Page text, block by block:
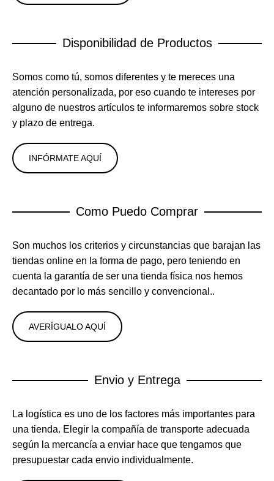
Disponibilidad de Productos
Somos como tú, somos diferentes y te mereces una
atención personalizada, por eso cuando te intereses por
alguno de nuestros artículos te informaremos sobre stock
y plazo de entrega.
INFÓRMATE AQUÍ
Como Puedo Comprar
Son muchos los criterios y circunstancias que barajan las
tiendas online en la forma de pago, pero teniendo en
cuenta la garantía de ser una tienda física nos hemos
decantado por lo más sencillo y convencional..
AVERÍGUALO AQUÍ
Envio y Entrega
La logística es uno de los factores más importantes para
una tienda. Elegir la compañía de transporte adecuada
según la mercancía a enviar hace que tengamos que
presupuestar cada envio individualmente.